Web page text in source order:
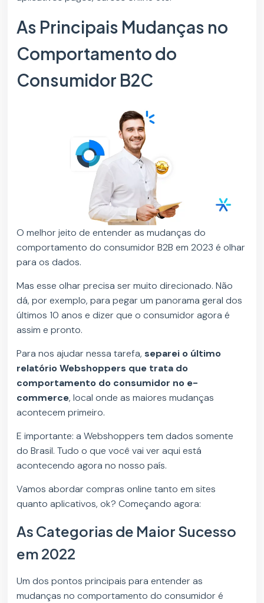
As Principais Mudanças no
Comportamento do
Consumidor B2C
O melhor jeito de entender as mudanças do
comportamento do consumidor B2B em 2023 é olhar
para os dados.
Mas esse olhar precisa ser muito direcionado. Não
dá, por exemplo, para pegar um panorama geral dos
últimos 10 anos e dizer que o consumidor agora é
assim e pronto.
Para nos ajudar nessa tarefa,separei o último
relatório Webshoppers que trata do
comportamento do consumidor no e-
commerce, local onde as maiores mudanças
acontecem primeiro.
E importante: a Webshoppers tem dados somente
do Brasil. Tudo o que você vai ver aqui está
acontecendo agora no nosso país.
Vamos abordar compras online tanto em sites
quanto aplicativos, ok? Começando agora:
As Categorias de Maior Sucesso
em 2022
Um dos pontos principais para entender as
mudanças no comportamento do consumidor é